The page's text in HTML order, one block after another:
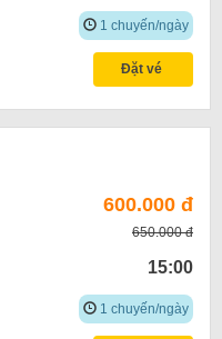
1 chuyến/ngày
Đặt vé
600.000 đ
650.000 đ
15:00
1 chuyến/ngày